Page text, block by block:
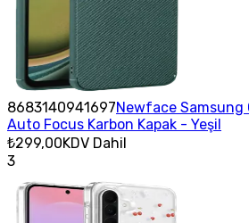
8683140941697Newface Samsung
Auto Focus Karbon Kapak - Yeşil
₺299,00KDV Dahil
3